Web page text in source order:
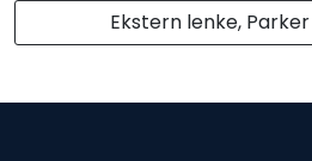
Ekstern lenke,